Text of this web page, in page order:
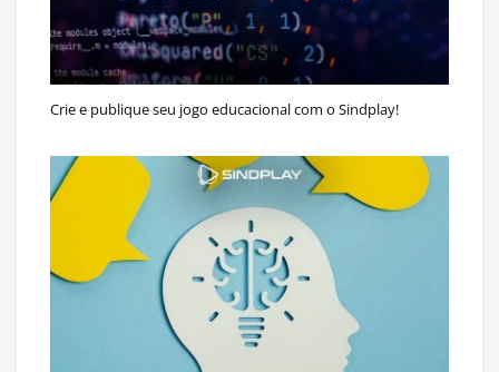
Crie e publique seu jogo educacional com o Sindplay!